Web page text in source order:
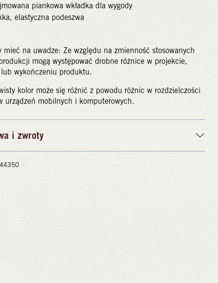
piankowa wkładka dla wygody
elastyczna podeszwa
mieć na uwadze: Ze względu na zmienność stosowanych
mogą występować drobne różnice w projekcie,
wykończeniu produktu.
kolor może się różnić z powodu różnic w rozdzielczości
urządzeń mobilnych i komputerowych.
i zwroty